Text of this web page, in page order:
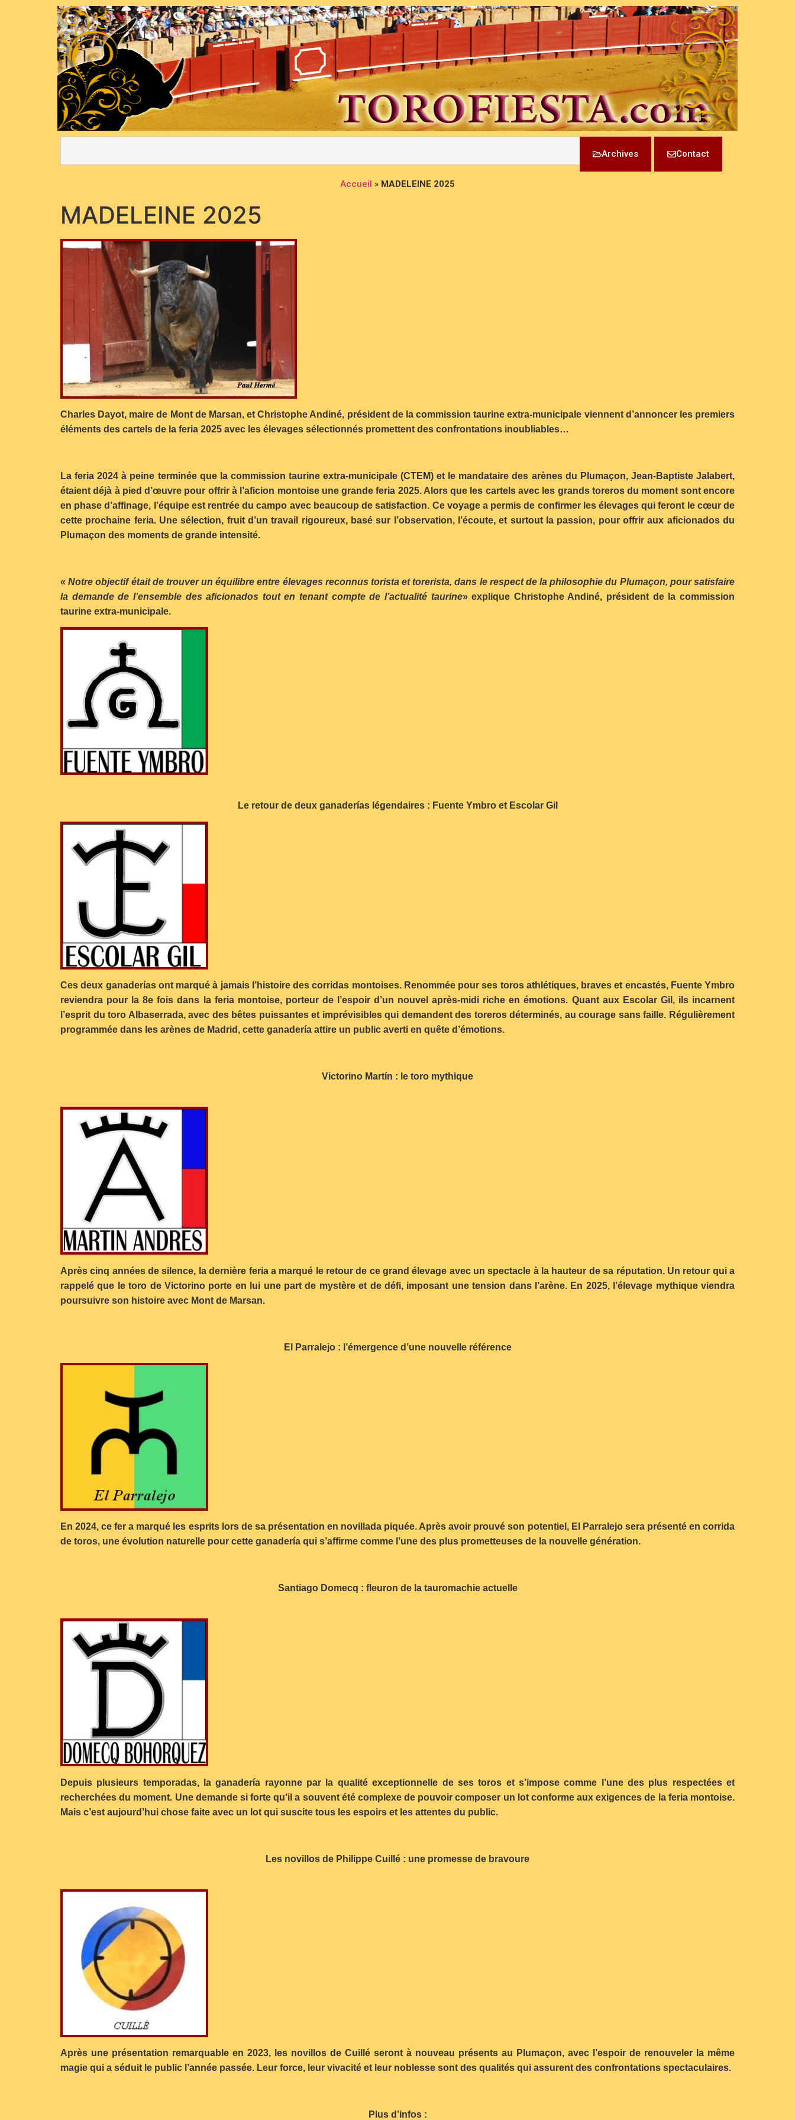
Archives Contact
Accueil » MADELEINE 2025
MADELEINE 2025
Charles Dayot, maire de Mont de Marsan, et Christophe Andiné, président de la commission taurine extra-municipale viennent d’annoncer les premiers
éléments des cartels de la feria 2025 avec les élevages sélectionnés promettent des confrontations inoubliables…
La feria 2024 à peine terminée que la commission taurine extra-municipale (CTEM) et le mandataire des arènes du Plumaçon, Jean-Baptiste Jalabert,
étaient déjà à pied d’œuvre pour offrir à l’aficion montoise une grande feria 2025. Alors que les cartels avec les grands toreros du moment sont encore
en phase d’affinage, l’équipe est rentrée du campo avec beaucoup de satisfaction. Ce voyage a permis de confirmer les élevages qui feront le cœur de
cette prochaine feria. Une sélection, fruit d’un travail rigoureux, basé sur l’observation, l’écoute, et surtout la passion, pour offrir aux aficionados du
Plumaçon des moments de grande intensité.
«Notre objectif était de trouver un équilibre entre élevages reconnus torista et torerista, dans le respect de la philosophie du Plumaçon, pour satisfaire
la demande de l’ensemble des aficionados tout en tenant compte de l’actualité taurine» explique Christophe Andiné, président de la commission
taurine extra-municipale.
Le retour de deux ganaderías légendaires : Fuente Ymbro et Escolar Gil
Ces deux ganaderías ont marqué à jamais l’histoire des corridas montoises. Renommée pour ses toros athlétiques, braves et encastés, Fuente Ymbro
reviendra pour la 8e fois dans la feria montoise, porteur de l’espoir d’un nouvel après-midi riche en émotions. Quant aux Escolar Gil, ils incarnent
l’esprit du toro Albaserrada, avec des bêtes puissantes et imprévisibles qui demandent des toreros déterminés, au courage sans faille. Régulièrement
programmée dans les arènes de Madrid, cette ganadería attire un public averti en quête d’émotions.
Victorino Martín : le toro mythique
Après cinq années de silence, la dernière feria a marqué le retour de ce grand élevage avec un spectacle à la hauteur de sa réputation. Un retour qui a
rappelé que le toro de Victorino porte en lui une part de mystère et de défi, imposant une tension dans l’arène. En 2025, l’élevage mythique viendra
poursuivre son histoire avec Mont de Marsan.
El Parralejo : l’émergence d’une nouvelle référence
En 2024, ce fer a marqué les esprits lors de sa présentation en novillada piquée. Après avoir prouvé son potentiel, El Parralejo sera présenté en corrida
de toros, une évolution naturelle pour cette ganadería qui s’affirme comme l’une des plus prometteuses de la nouvelle génération.
Santiago Domecq : fleuron de la tauromachie actuelle
Depuis plusieurs temporadas, la ganadería rayonne par la qualité exceptionnelle de ses toros et s’impose comme l’une des plus respectées et
recherchées du moment. Une demande si forte qu’il a souvent été complexe de pouvoir composer un lot conforme aux exigences de la feria montoise.
Mais c’est aujourd’hui chose faite avec un lot qui suscite tous les espoirs et les attentes du public.
Les novillos de Philippe Cuillé : une promesse de bravoure
Après une présentation remarquable en 2023, les novillos de Cuillé seront à nouveau présents au Plumaçon, avec l’espoir de renouveler la même
magie qui a séduit le public l’année passée. Leur force, leur vivacité et leur noblesse sont des qualités qui assurent des confrontations spectaculaires.
Plus d’infos :